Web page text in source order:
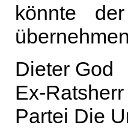
könnte
Dieter God
Ex-
Partei Die